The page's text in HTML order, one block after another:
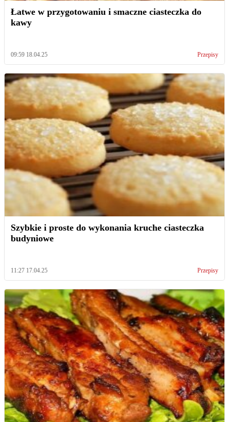
Łatwe w przygotowaniu i smaczne ciasteczka do
kawy
09:59 18.04.25 Przepisy
Szybkie i proste do wykonania kruche ciasteczka
budyniowe
11:27 17.04.25 Przepisy